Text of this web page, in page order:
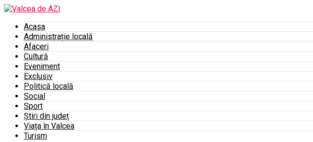
Acasa
Administrație locală
Afaceri
Cultură
Eveniment
Exclusiv
Politică locală
Social
Sport
Știri din județ
Viața în Valcea
Turism